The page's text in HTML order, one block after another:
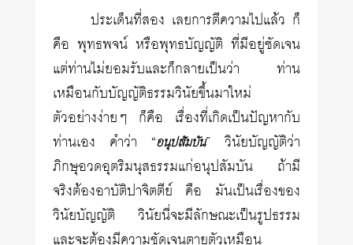
ประเด็นที่สอง เลยการตีความไปแล้ว ก็
คือ พุทธพจน์ หรือพุทธบัญญัติ ที่มีอยู่ชัดเจน
แต่ท่านไม่ยอมรับและก็กลายเป็นว่า ท่าน
เหมือนกับบัญญัติธรรมวินัยขึ้นมาใหม่
ตัวอย่างง่ายๆ ก็คือ เรื่องที่เกิดเป็นปัญหากับ
ท่านเอง คำว่า “อนุปสัมบัน” วินัยบัญญัติว่า
ภิกษุอวดอุตริมนุสธรรมแก่อนุปสัมบัน ถ้ามี
จริงต้องอาบัติปาจิตตีย์ คือ มันเป็นเรื่องของ
วินัยบัญญัติ วินัยนี่จะมีลักษณะเป็นรูปธรรม